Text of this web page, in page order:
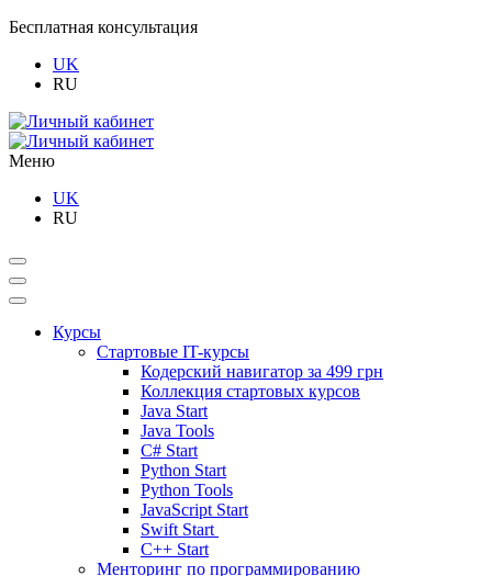
Бесплатная консультация
UK
RU
Меню
UK
RU
Курсы
Стартовые IT-курсы
Кодерский навигатор за 499 грн
Коллекция стартовых курсов
Java Start
Java Tools
C# Start
Python Start
Python Tools
JavaScript Start
Swift Start
C++ Start
Менторинг по программированию